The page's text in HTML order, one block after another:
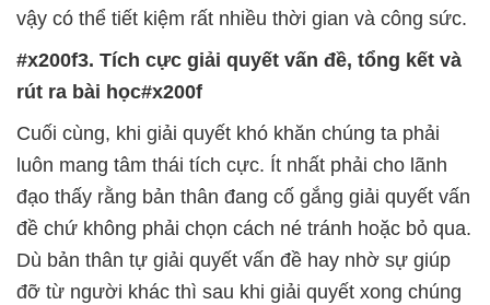
#x200f3. Tích cực giải quyết vấn đề, tổng kết và
rút ra bài học#x200f
luôn mang tâm thái tích cực. Ít nhất phải cho lãnh
đạo thấy rằng bản thân đang cố gắng giải quyết vấn
đề chứ không phải chọn cách né tránh hoặc bỏ qua.
Dù bản thân tự giải quyết vấn đề hay nhờ sự giúp
đỡ từ người khác thì sau khi giải quyết xong chúng